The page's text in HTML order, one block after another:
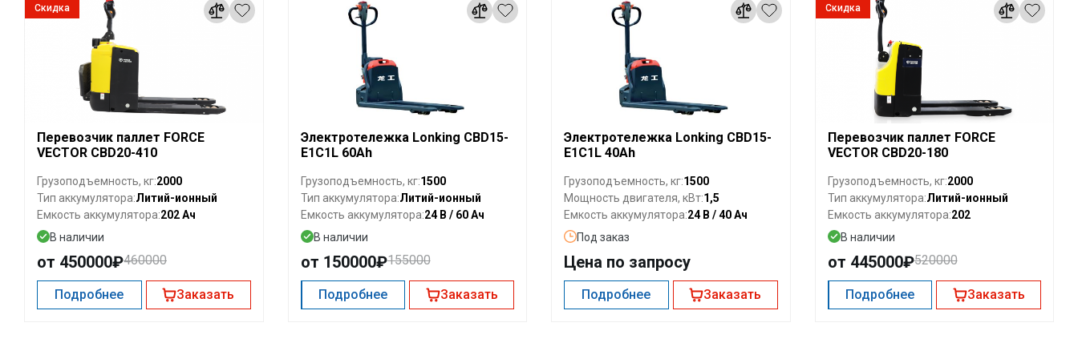
Скидка
Перевозчик паллет FORCE
VECTOR CBD20-410
Грузоподъемность, кг:2000
Тип аккумулятора:Литий-ионный
Емкость аккумулятора:202 Ач
В наличии
от 450000₽460000
Подробнее Заказать
Электротележка Lonking CBD15-
E1C1L 60Ah
Грузоподъемность, кг:1500
Тип аккумулятора:Литий-ионный
Емкость аккумулятора:24 В / 60 Ач
В наличии
от 150000₽155000
Подробнее Заказать
Электротележка Lonking CBD15-
E1C1L 40Ah
Грузоподъемность, кг:1500
Мощность двигателя, кВт:1,5
Емкость аккумулятора:24 В / 40 Ач
Под заказ
Цена по запросу
Подробнее Заказать
Скидка
Перевозчик паллет FORCE
VECTOR CBD20-180
Грузоподъемность, кг:2000
Тип аккумулятора:Литий-ионный
Емкость аккумулятора:202
В наличии
от 445000₽520000
Подробнее Заказать